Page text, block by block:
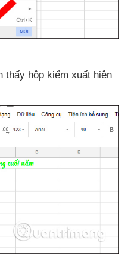
thấy hộp kiểm xuất hiện